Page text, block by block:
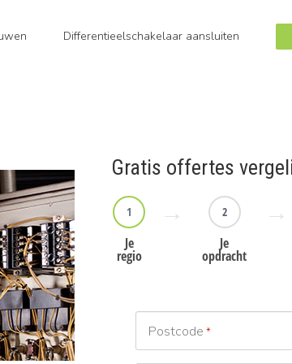
Differentieelschakelaar aansluiten
Gratis offertes
1
Je
regio
2
Je
opdracht
Postcode *